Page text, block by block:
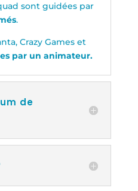
sont guidées par
.
Crazy Games et
par un animateur.
de